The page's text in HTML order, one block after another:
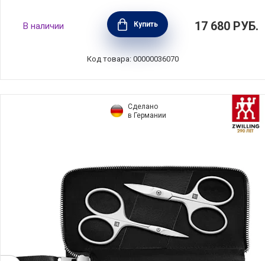
Маникюрный набор Beauty Premium 3
предмета, нержавеющая сталь 18/10,
Zwilling J.A. Henckels, Германия, 97002-005
В наличии Купить 17 680 РУБ.
Код товара: 00000036070
Сделано
в Германии